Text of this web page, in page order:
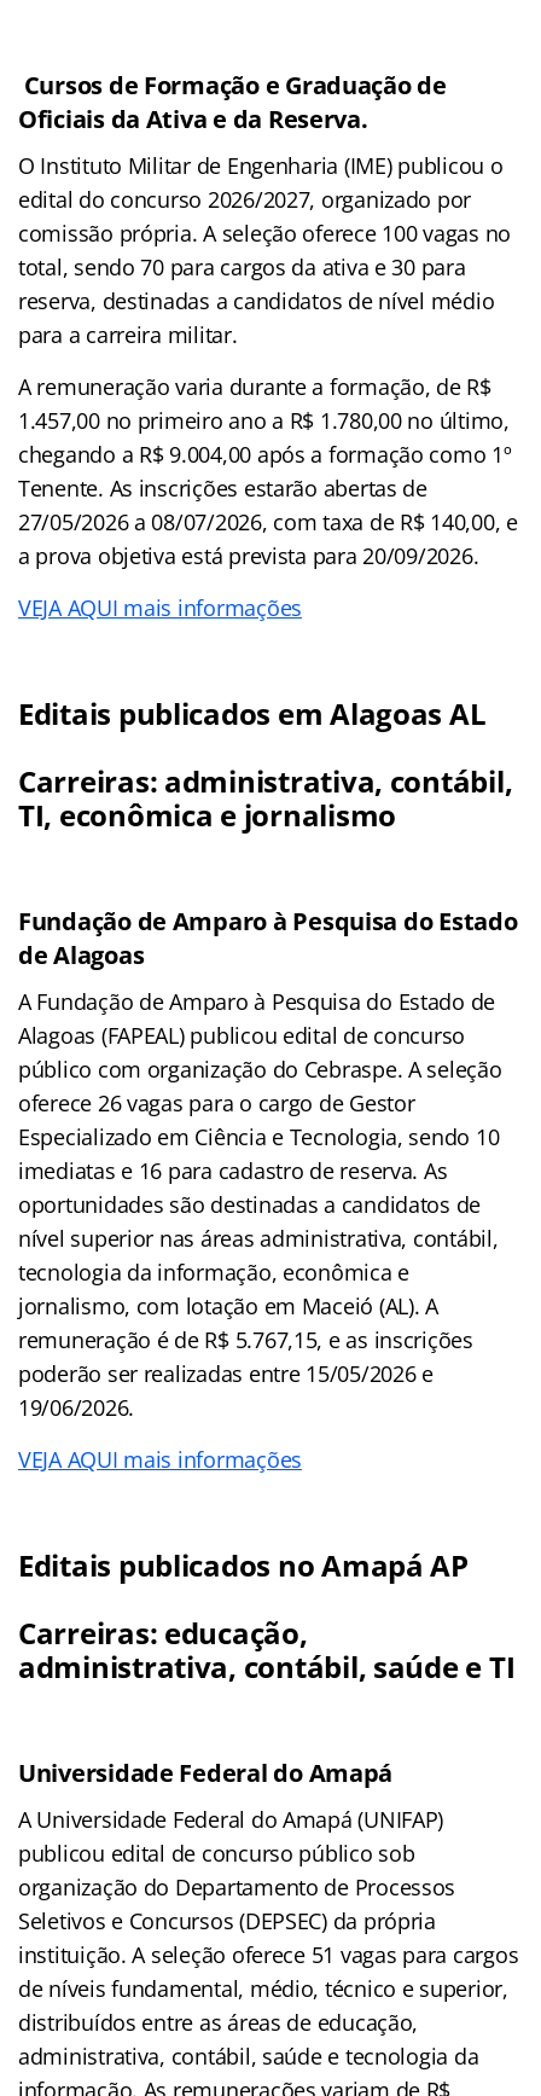
Cursos de Formação e Graduação de
Oficiais da Ativa e da Reserva.
O Instituto Militar de Engenharia (IME) publicou o
edital do concurso 2026/2027, organizado por
comissão própria. A seleção oferece 100 vagas no
total, sendo 70 para cargos da ativa e 30 para
reserva, destinadas a candidatos de nível médio
para a carreira militar.
A remuneração varia durante a formação, de R$
1.457,00 no primeiro ano a R$ 1.780,00 no último,
chegando a R$ 9.004,00 após a formação como 1º
Tenente. As inscrições estarão abertas de
27/05/2026 a 08/07/2026, com taxa de R$ 140,00, e
a prova objetiva está prevista para 20/09/2026.
VEJA AQUI mais informações
Editais publicados em Alagoas AL
Carreiras: administrativa, contábil,
TI, econômica e jornalismo
Fundação de Amparo à Pesquisa do Estado
de Alagoas
A Fundação de Amparo à Pesquisa do Estado de
Alagoas (FAPEAL) publicou edital de concurso
público com organização do Cebraspe. A seleção
oferece 26 vagas para o cargo de Gestor
Especializado em Ciência e Tecnologia, sendo 10
imediatas e 16 para cadastro de reserva. As
oportunidades são destinadas a candidatos de
nível superior nas áreas administrativa, contábil,
tecnologia da informação, econômica e
jornalismo, com lotação em Maceió (AL). A
remuneração é de R$ 5.767,15, e as inscrições
poderão ser realizadas entre 15/05/2026 e
19/06/2026.
VEJA AQUI mais informações
Editais publicados no Amapá AP
Carreiras: educação,
administrativa, contábil, saúde e TI
Universidade Federal do Amapá
A Universidade Federal do Amapá (UNIFAP)
publicou edital de concurso público sob
organização do Departamento de Processos
Seletivos e Concursos (DEPSEC) da própria
instituição. A seleção oferece 51 vagas para cargos
de níveis fundamental, médio, técnico e superior,
distribuídos entre as áreas de educação,
administrativa, contábil, saúde e tecnologia da
informação. As remunerações variam de R$